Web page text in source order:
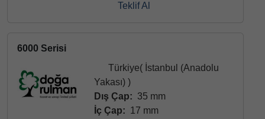
Teklif Al
6000 Serisi
Türkiye( İstanbul (Anadolu
Yakası) )
Dış Çap: 35 mm
İç Çap: 17 mm